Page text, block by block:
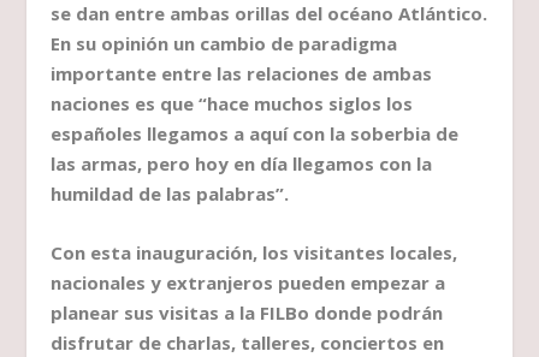
se dan entre ambas orillas del océano Atlántico.
En su opinión un cambio de paradigma
importante entre las relaciones de ambas
naciones es que “hace muchos siglos los
españoles llegamos a aquí con la soberbia de
las armas, pero hoy en día llegamos con la
humildad de las palabras”.
Con esta inauguración, los visitantes locales,
nacionales y extranjeros pueden empezar a
planear sus visitas a la FILBo donde podrán
disfrutar de charlas, talleres, conciertos en